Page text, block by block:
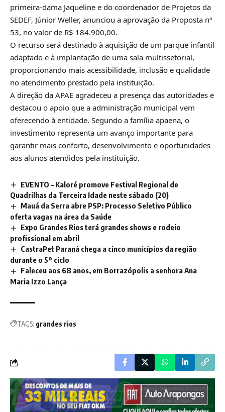
primeira-dama Jaqueline e do coordenador de Projetos da
SEDEF, Júnior Weller, anunciou a aprovação da Proposta nº
53, no valor de R$ 184.900,00.
O recurso será destinado à aquisição de um parque infantil
adaptado e à implantação de uma sala multissetorial,
proporcionando mais acessibilidade, inclusão e qualidade
no atendimento prestado pela instituição.
A direção da APAE agradeceu a presença das autoridades e
destacou o apoio que a administração municipal vem
oferecendo à entidade. Segundo a família apaena, o
investimento representa um avanço importante para
garantir mais conforto, desenvolvimento e oportunidades
aos alunos atendidos pela instituição.
EVENTO – Kaloré promove Festival Regional de
Quadrilhas da Terceira Idade neste sábado (20)
Mauá da Serra abre PSP: Processo Seletivo Público
oferta vagas na área da Saúde
Expo Grandes Rios terá grandes shows e rodeio
profissional em abril
CastraPet Paraná chega a cinco municípios da região
durante o 5º ciclo
Faleceu aos 68 anos, em Borrazópolis a senhora Ana
Maria Izzo Lança
TAGS: grandes rios